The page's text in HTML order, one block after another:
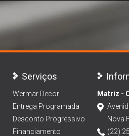
Serviços
Wermar Decor
Entrega Programada
Desconto Progressivo
Financiamento
Matriz -
Nova
(22)